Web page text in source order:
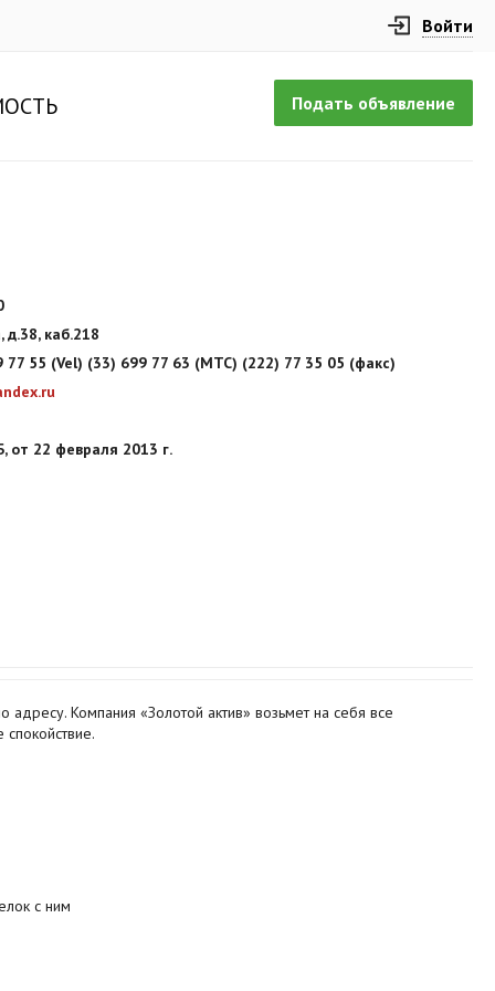
Войти
Подать объявление
д.38, каб.218
77 55 (Vel) (33) 699 77 63 (MTC) (222) 77 35 05 (факс)
22 февраля 2013 г.
Компания «Золотой актив» возьмет на себя все
с ним